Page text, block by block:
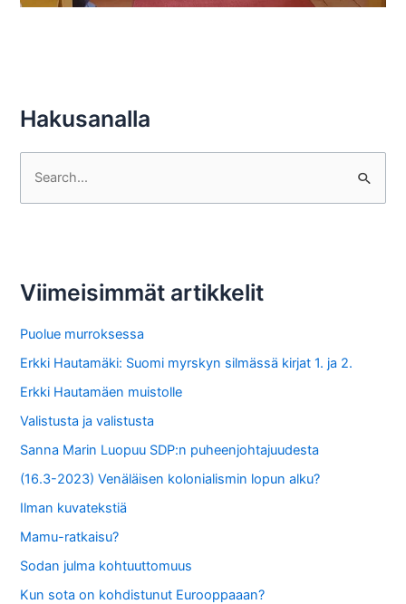
Hakusanalla
h
:
Viimeisimmät artikkelit
Puolue murroksessa
Erkki Hautamäki: Suomi myrskyn silmässä kirjat 1. ja 2.
Erkki Hautamäen muistolle
Valistusta ja valistusta
Sanna Marin Luopuu SDP:n puheenjohtajuudesta
(16.3-2023) Venäläisen kolonialismin lopun alku?
Ilman kuvatekstiä
Mamu-ratkaisu?
Sodan julma kohtuuttomuus
Kun sota on kohdistunut Eurooppaaan?